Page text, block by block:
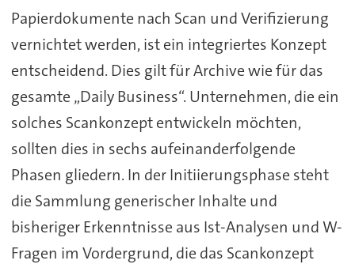
Papierdokumente nach Scan und Verifizierung
vernichtet werden, ist ein integriertes Konzept
entscheidend. Dies gilt für Archive wie für das
gesamte „Daily Business“. Unternehmen, die ein
solches Scankonzept entwickeln möchten,
sollten dies in sechs aufeinanderfolgende
Phasen gliedern. In der Initiierungsphase steht
die Sammlung generischer Inhalte und
bisheriger Erkenntnisse aus Ist-Analysen und W-
Fragen im Vordergrund, die das Scankonzept